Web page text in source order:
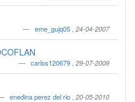
eme_gujq05 24-04-2007
carlos120679 29-07-2009
enedina perez del rio 20-05-2010